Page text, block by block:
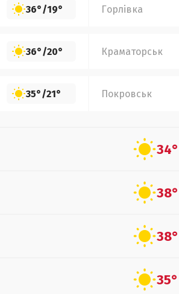
36°/19° Горлівка
36°/20° Краматорськ
35°/21° Покровськ
34°
38°
38°
35°